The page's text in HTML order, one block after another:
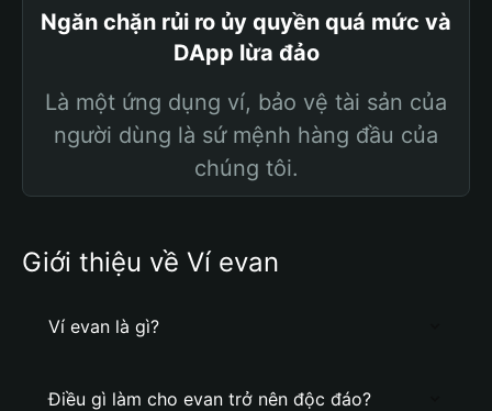
Ngăn chặn rủi ro ủy quyền quá mức và
DApp lừa đảo
Là một ứng dụng ví, bảo vệ tài sản của
người dùng là sứ mệnh hàng đầu của
chúng tôi.
Giới thiệu về Ví evan
Ví evan là gì?
Điều gì làm cho evan trở nên độc đáo?